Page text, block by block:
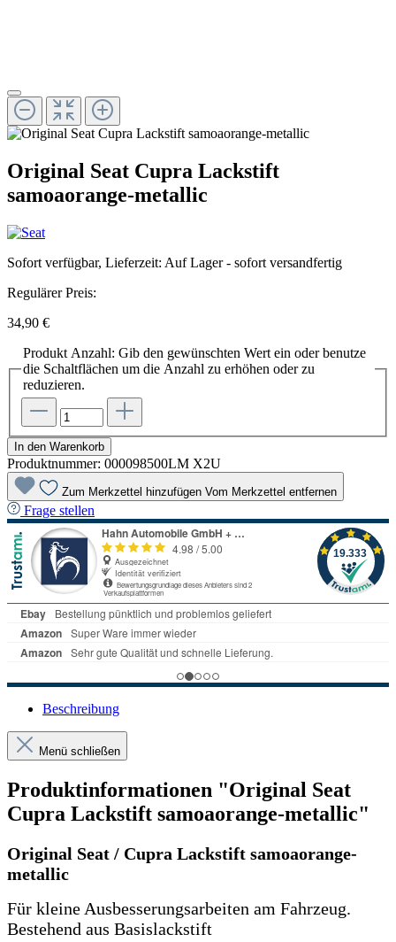
Original Seat Cupra Lackstift
samoaorange-metallic
Sofort verfügbar, Lieferzeit: Auf Lager - sofort versandfertig
Regulärer Preis:
34,90 €
Produkt Anzahl: Gib den gewünschten Wert ein oder benutze
die Schaltflächen um die Anzahl zu erhöhen oder zu
reduzieren.
In den Warenkorb
Produktnummer: 000098500LM X2U
Zum Merkzettel hinzufügen Vom Merkzettel entfernen
Frage stellen
Beschreibung
Menü schließen
Produktinformationen "Original Seat
Cupra Lackstift samoaorange-metallic"
Original Seat / Cupra Lackstift samoaorange-
metallic
Für kleine Ausbesserungsarbeiten am Fahrzeug.
Bestehend aus Basislackstift